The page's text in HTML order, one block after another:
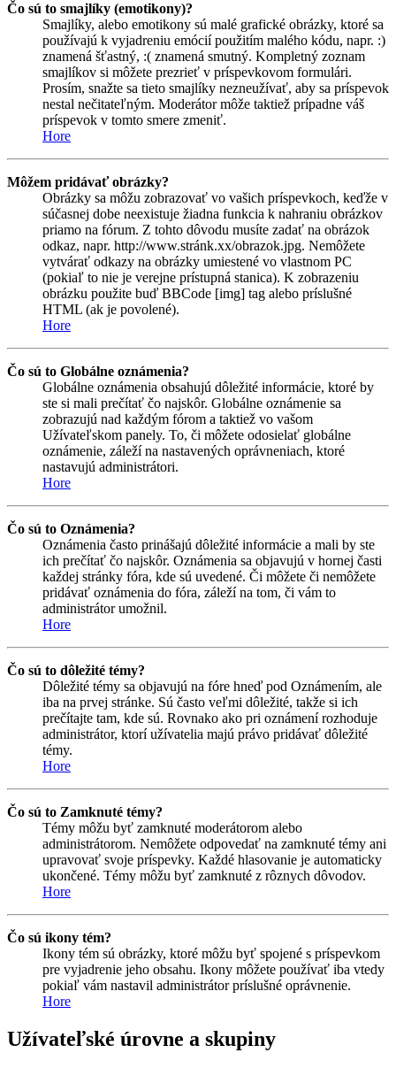
Čo sú to smajlíky (emotikony)?
Smajlíky, alebo emotikony sú malé grafické obrázky, ktoré sa
používajú k vyjadreniu emócií použitím malého kódu, napr. :)
znamená šťastný, :( znamená smutný. Kompletný zoznam
smajlíkov si môžete prezrieť v príspevkovom formulári.
Prosím, snažte sa tieto smajlíky nezneužívať, aby sa príspevok
nestal nečitateľným. Moderátor môže taktiež prípadne váš
príspevok v tomto smere zmeniť.
Hore
Môžem pridávať obrázky?
Obrázky sa môžu zobrazovať vo vašich príspevkoch, keďže v
súčasnej dobe neexistuje žiadna funkcia k nahraniu obrázkov
priamo na fórum. Z tohto dôvodu musíte zadať na obrázok
odkaz, napr. http://www.stránk.xx/obrazok.jpg. Nemôžete
vytvárať odkazy na obrázky umiestené vo vlastnom PC
(pokiaľ to nie je verejne prístupná stanica). K zobrazeniu
obrázku použite buď BBCode [img] tag alebo príslušné
HTML (ak je povolené).
Hore
Čo sú to Globálne oznámenia?
Globálne oznámenia obsahujú dôležité informácie, ktoré by
ste si mali prečítať čo najskôr. Globálne oznámenie sa
zobrazujú nad každým fórom a taktiež vo vašom
Užívateľskom panely. To, či môžete odosielať globálne
oznámenie, záleží na nastavených oprávneniach, ktoré
nastavujú administrátori.
Hore
Čo sú to Oznámenia?
Oznámenia často prinášajú dôležité informácie a mali by ste
ich prečítať čo najskôr. Oznámenia sa objavujú v hornej časti
každej stránky fóra, kde sú uvedené. Či môžete či nemôžete
pridávať oznámenia do fóra, záleží na tom, či vám to
administrátor umožnil.
Hore
Čo sú to dôležité témy?
Dôležité témy sa objavujú na fóre hneď pod Oznámením, ale
iba na prvej stránke. Sú často veľmi dôležité, takže si ich
prečítajte tam, kde sú. Rovnako ako pri oznámení rozhoduje
administrátor, ktorí užívatelia majú právo pridávať dôležité
témy.
Hore
Čo sú to Zamknuté témy?
Témy môžu byť zamknuté moderátorom alebo
administrátorom. Nemôžete odpovedať na zamknuté témy ani
upravovať svoje príspevky. Každé hlasovanie je automaticky
ukončené. Témy môžu byť zamknuté z rôznych dôvodov.
Hore
Čo sú ikony tém?
Ikony tém sú obrázky, ktoré môžu byť spojené s príspevkom
pre vyjadrenie jeho obsahu. Ikony môžete používať iba vtedy
pokiaľ vám nastavil administrátor príslušné oprávnenie.
Hore
Užívateľské úrovne a skupiny